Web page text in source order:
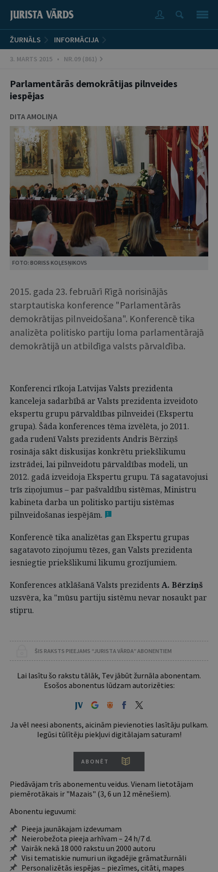
ŽURNĀLS INFORMĀCIJA
3. MARTS 2015 • NR.09 (861)
Parlamentārās demokrātijas pilnveides
iespējas
DITA AMOLIŅA
FOTO: BORISS KOĻESŅIKOVS
2015. gada 23. februārī Rīgā norisinājās
starptautiska konference "Parlamentārās
demokrātijas pilnveidošana". Konferencē tika
analizēta politisko partiju loma parlamentārajā
demokrātijā un atbildīga valsts pārvaldība.
Konferenci rīkoja Latvijas Valsts prezidenta
kanceleja sadarbībā ar Valsts prezidenta izveidoto
ekspertu grupu pārvaldības pilnveidei (Ekspertu
grupa). Šāda konferences tēma izvēlēta, jo 2011.
gada rudenī Valsts prezidents Andris Bērziņš
rosināja sākt diskusijas konkrētu priekšlikumu
izstrādei, lai pilnveidotu pārvaldības modeli, un
2012. gadā izveidoja Ekspertu grupu. Tā sagatavojusi
trīs ziņojumus – par pašvaldību sistēmas, Ministru
kabineta darba un politisko partiju sistēmas
pilnveidošanas iespējām.
1
Konferencē tika analizētas gan Ekspertu grupas
sagatavoto ziņojumu tēzes, gan Valsts prezidenta
iesniegtie priekšlikumi likumu grozījumiem.
Konferences atklāšanā Valsts prezidents A. Bērziņš
uzsvēra, ka "mūsu partiju sistēmu nevar nosaukt par
stipru.
ŠIS RAKSTS PIEEJAMS “JURISTA VĀRDA” ABONENTIEM
Lai lasītu šo rakstu tālāk, Tev jābūt žurnāla abonentam.
Esošos abonentus lūdzam autorizēties:
Ja vēl neesi abonents, aicinām pievienoties lasītāju pulkam.
Iegūsi tūlītēju piekļuvi digitālajam saturam!
ABONĒT
Piedāvājam trīs abonementu veidus. Vienam lietotājam
piemērotākais ir "Mazais" (3, 6 un 12 mēnešiem).
Abonentu ieguvumi:
Pieeja jaunākajam izdevumam
Neierobežota pieeja arhīvam – 24 h/7 d.
Vairāk nekā 18 000 rakstu un 2000 autoru
Visi tematiskie numuri un ikgadējie grāmatžurnāli
Personalizētās iespējas – piezīmes, citāti, mapes